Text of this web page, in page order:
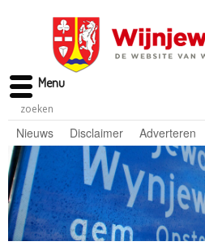
Nieuws Disclaimer Adverteren
Menu